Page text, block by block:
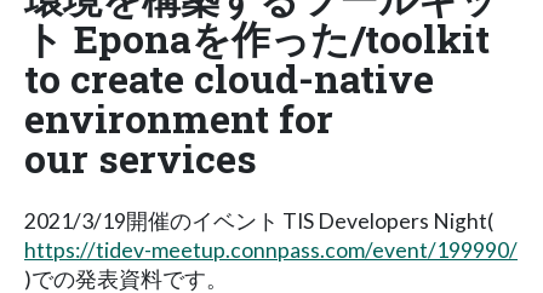
ト Eponaを作った/toolkit
to create cloud-native
environment for
our services
2021/3/19開催のイベント TIS Developers Night(
https://tidev-meetup.connpass.com/event/199990/
)での発表資料です。